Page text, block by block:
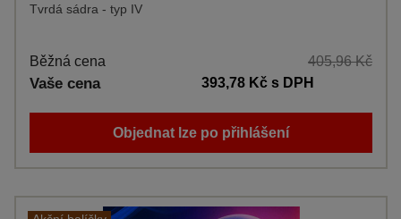
Tvrdá sádra - typ IV
Běžná cena 405,96 Kč
Vaše cena 393,78 Kčs DPH
Objednat lze po přihlášení